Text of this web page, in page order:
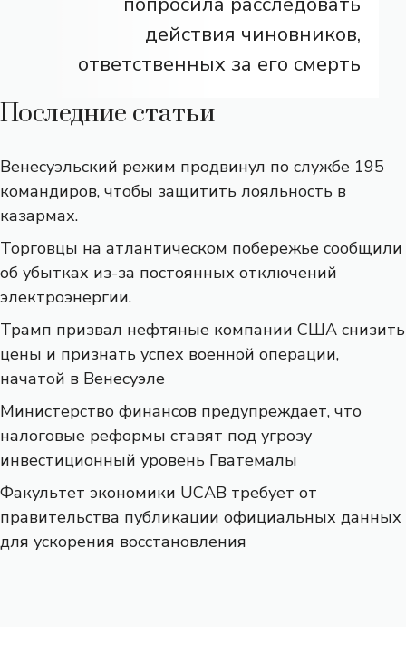
действия чиновников,
ответственных за его смерть
Последние статьи
Венесуэльский режим продвинул по службе 195
командиров, чтобы защитить лояльность в
казармах.
Торговцы на атлантическом побережье сообщили
об убытках из-за постоянных отключений
электроэнергии.
Трамп призвал нефтяные компании США снизить
цены и признать успех военной операции,
начатой ​​в Венесуэле
Министерство финансов предупреждает, что
налоговые реформы ставят под угрозу
инвестиционный уровень Гватемалы
Факультет экономики UCAB требует от
правительства публикации официальных данных
для ускорения восстановления